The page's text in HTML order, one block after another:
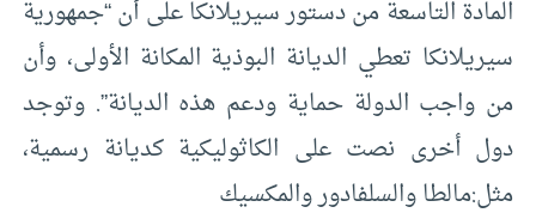
المادة التاسعة من دستور سيريلانكا على أن “جمهورية
سيريلانكا تعطي الديانة البوذية المكانة الأولى، وأن
من واجب الدولة حماية ودعم هذه الديانة”. وتوجد
دول أخرى نصت على الكاثوليكية كديانة رسمية،
مثل:مالطا والسلفادور والمكسيك